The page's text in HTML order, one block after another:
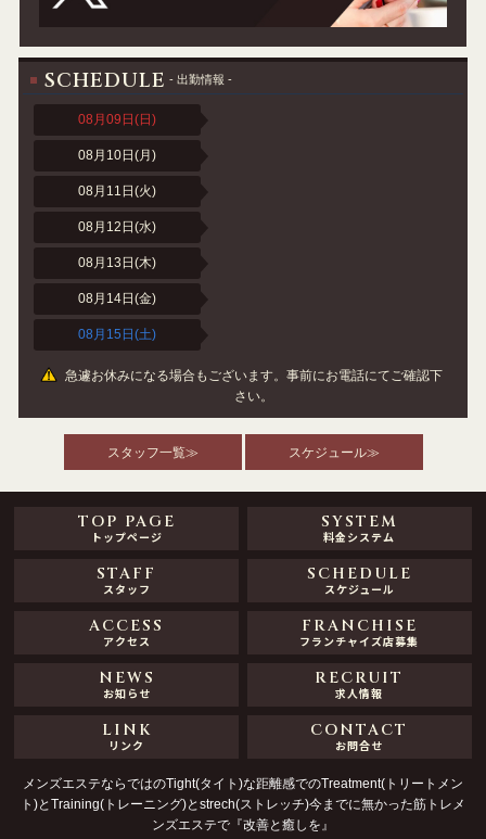
SCHEDULE - 出勤情報 -
08月09日(日)
08月10日(月)
08月11日(火)
08月12日(水)
08月13日(木)
08月14日(金)
08月15日(土)
急遽お休みになる場合もございます。事前にお電話にてご確認下
さい。
スタッフ一覧≫ スケジュール≫
TOP PAGE
トップページ
SYSTEM
料金システム
STAFF
スタッフ
SCHEDULE
スケジュール
ACCESS
アクセス
FRANCHISE
フランチャイズ店募集
NEWS
お知らせ
RECRUIT
求人情報
LINK
リンク
CONTACT
お問合せ
メンズエステならではのTight(タイト)な距離感でのTreatment(トリートメン
ト)とTraining(トレーニング)とstrech(ストレッチ)今までに無かった筋トレメ
ンズエステで『改善と癒しを』